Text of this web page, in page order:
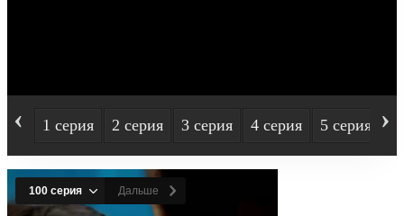
‹ 1 серия 2 серия 3 серия 4 серия 5 серия ›